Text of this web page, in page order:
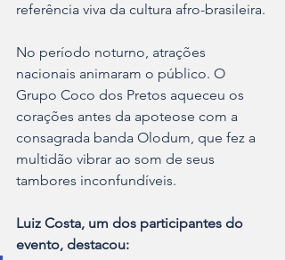
referência viva da cultura afro-brasileira.
No período noturno, atrações
nacionais animaram o público. O
Grupo Coco dos Pretos aqueceu os
corações antes da apoteose com a
consagrada banda Olodum, que fez a
multidão vibrar ao som de seus
tambores inconfundíveis.
Luiz Costa, um dos participantes do
evento, destacou: